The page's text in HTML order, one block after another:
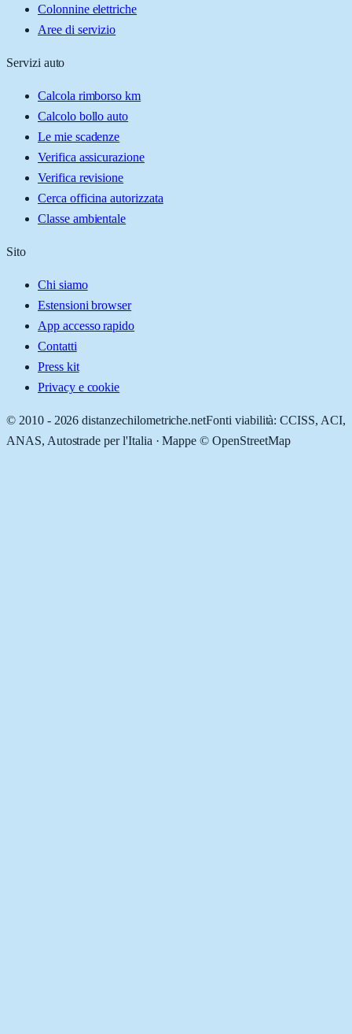
Colonnine elettriche
Aree di servizio
Servizi auto
Calcola rimborso km
Calcolo bollo auto
Le mie scadenze
Verifica assicurazione
Verifica revisione
Cerca officina autorizzata
Classe ambientale
Sito
Chi siamo
Estensioni browser
App accesso rapido
Contatti
Press kit
Privacy e cookie
© 2010 - 2026 distanzechilometriche.netFonti viabilità: CCISS, ACI,
ANAS, Autostrade per l'Italia · Mappe © OpenStreetMap